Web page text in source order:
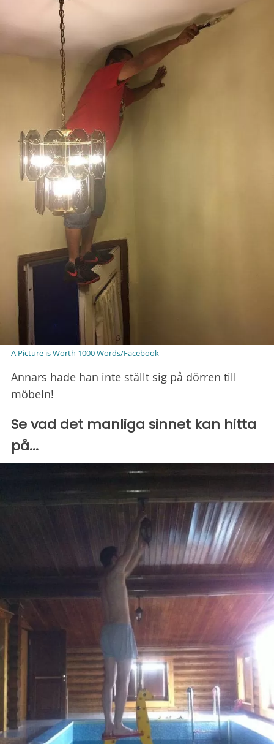
A Picture is Worth 1000 Words/Facebook
Annars hade han inte ställt sig på dörren till
möbeln!
Se vad det manliga sinnet kan hitta
på...